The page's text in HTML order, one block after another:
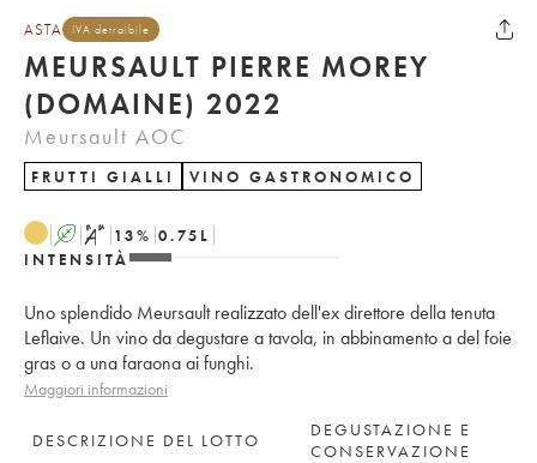
ASTA IVA detraibile
MEURSAULT PIERRE MOREY
(DOMAINE) 2022
Meursault AOC
FRUTTI GIALLI VINO GASTRONOMICO
A S 13% 0.75 L
INTENSITÀ
Uno splendido Meursault realizzato dell'ex direttore della tenuta
Leflaive. Un vino da degustare a tavola, in abbinamento a del foie
gras o a una faraona ai funghi.
Maggiori informazioni
DESCRIZIONE DEL LOTTO
DEGUSTAZIONE E
CONSERVAZIONE